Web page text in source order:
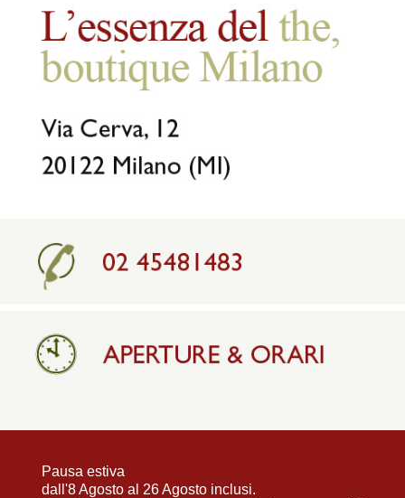
Pausa estiva
dall'8 Agosto al 26 Agosto inclusi.